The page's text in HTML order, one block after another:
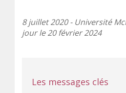
8 juillet 2020 - Université
jour le 20 février 2024
Les messages clés